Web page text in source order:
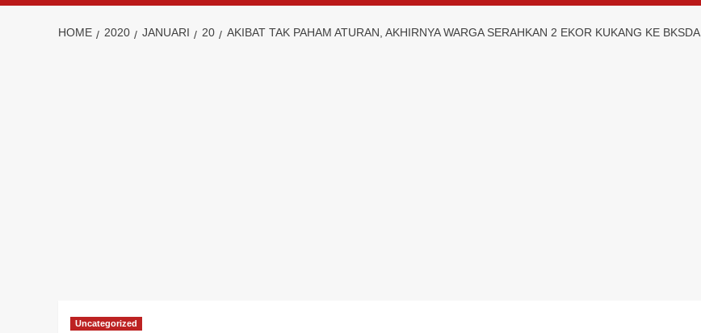
HOME 2020 JANUARI 20 AKIBAT TAK PAHAM ATURAN, AKHIRNYA WARGA SERAHKAN 2 EKOR KUKANG KE BKSDA
Uncategorized